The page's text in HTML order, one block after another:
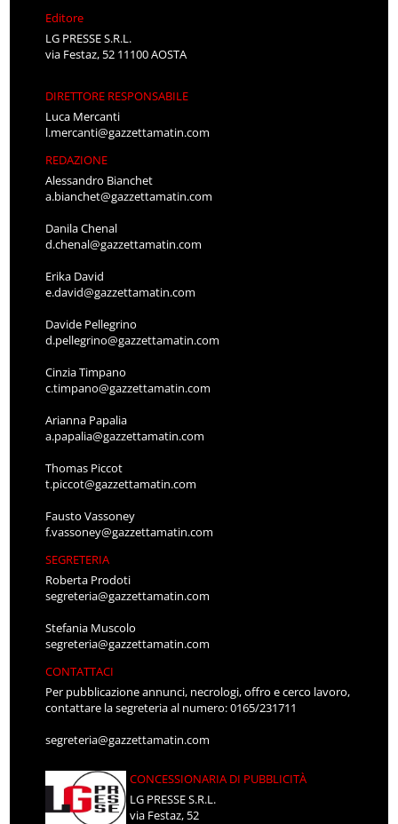
Editore
LG PRESSE S.R.L.
via Festaz, 52 11100 AOSTA
DIRETTORE RESPONSABILE
Luca Mercanti
l.mercanti@gazzettamatin.com
REDAZIONE
Alessandro Bianchet
a.bianchet@gazzettamatin.com
Danila Chenal
d.chenal@gazzettamatin.com
Erika David
e.david@gazzettamatin.com
Davide Pellegrino
d.pellegrino@gazzettamatin.com
Cinzia Timpano
c.timpano@gazzettamatin.com
Arianna Papalia
a.papalia@gazzettamatin.com
Thomas Piccot
t.piccot@gazzettamatin.com
Fausto Vassoney
f.vassoney@gazzettamatin.com
SEGRETERIA
Roberta Prodoti
segreteria@gazzettamatin.com
Stefania Muscolo
segreteria@gazzettamatin.com
CONTATTACI
Per pubblicazione annunci, necrologi, offro e cerco lavoro,
contattare la segreteria al numero: 0165/231711
segreteria@gazzettamatin.com
CONCESSIONARIA DI PUBBLICITÀ
LG PRESSE S.R.L.
via Festaz, 52